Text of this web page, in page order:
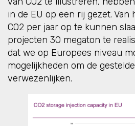
in de EU op een rij gezet.
CO2 per jaar op te kunnen
projecten 30 megaton te
dat we op Europees niveau
mogelijkheden om de
verwezenlijken.